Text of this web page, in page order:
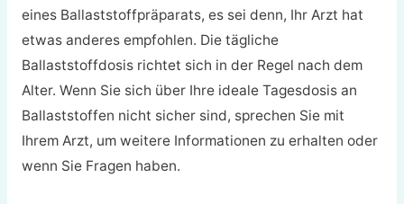
eines Ballaststoffpräparats, es sei denn, Ihr Arzt hat
etwas anderes empfohlen. Die tägliche
Ballaststoffdosis richtet sich in der Regel nach dem
Alter. Wenn Sie sich über Ihre ideale Tagesdosis an
Ballaststoffen nicht sicher sind, sprechen Sie mit
Ihrem Arzt, um weitere Informationen zu erhalten oder
wenn Sie Fragen haben.